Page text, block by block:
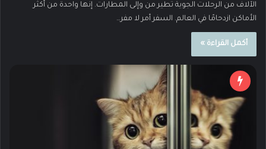
الآلاف من الرحلات الجوية تطير من وإلى المطارات. إنها واحدة من أكثر
الأماكن ازدحامًا في العالم. السفر أمر لا مفر…
أكمل القراءة »